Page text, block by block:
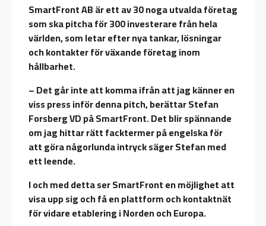
SmartFront AB är ett av 30 noga utvalda företag
som ska pitcha för 300 investerare från hela
världen, som letar efter nya tankar, lösningar
och kontakter för växande företag inom
hållbarhet.
– Det går inte att komma ifrån att jag känner en
viss press inför denna pitch, berättar Stefan
Forsberg VD på SmartFront. Det blir spännande
om jag hittar rätt facktermer på engelska för
att göra någorlunda intryck säger Stefan med
ett leende.
I och med detta ser SmartFront en möjlighet att
visa upp sig och få en plattform och kontaktnät
för vidare etablering i Norden och Europa.